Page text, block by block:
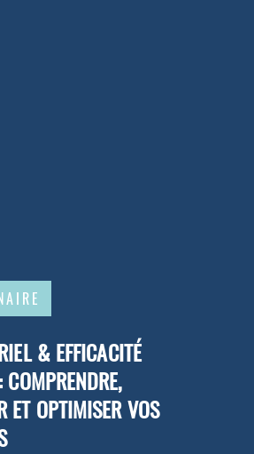
& EFFICACITÉ
COMPRENDRE,
ET OPTIMISER VOS